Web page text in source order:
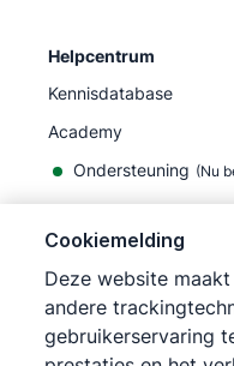
Helpcentrum
Kennisdatabase
Academy
Ondersteuning (Nu
©2026 Pipedrive
Pipedrive
Gebruiksvoorwaarden
Cookiemelding
Deze website
andere
gebruikerservaring